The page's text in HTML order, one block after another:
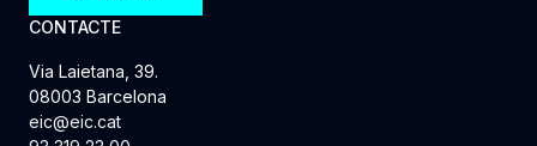
CONTACTE
Via Laietana, 39.
08003 Barcelona
eic@eic.cat